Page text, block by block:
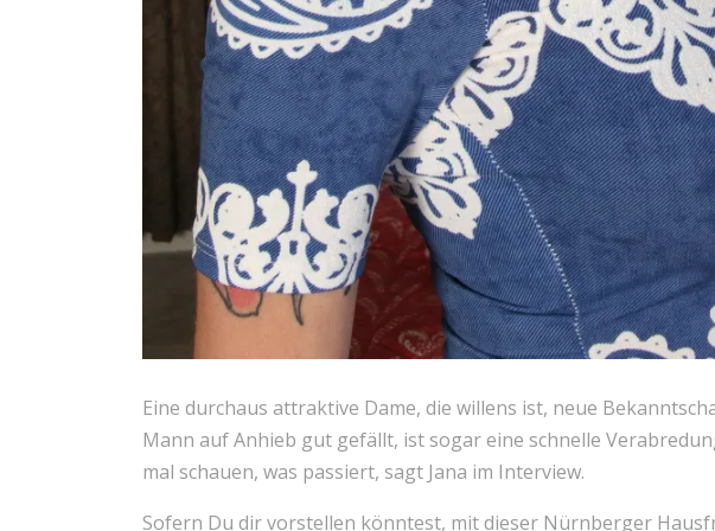
Eine durchaus attraktive Dame, die willens ist, neue
Mann auf Anhieb gut gefällt, ist sogar eine schnelle
mal schauen, was passiert, sagt Jana im Interview.
Sofern Du dir vorstellen könntest, mit dieser Nürnberger